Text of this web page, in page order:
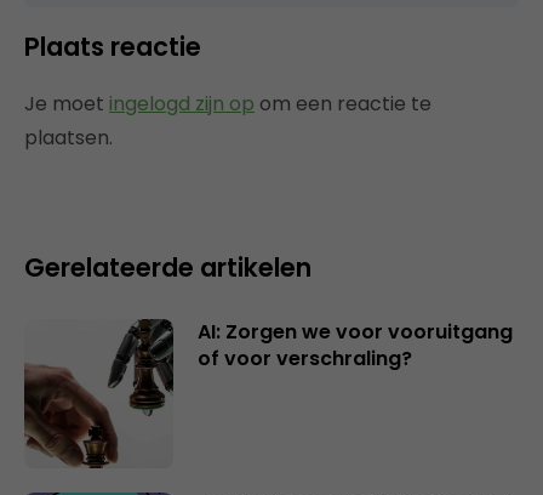
Plaats reactie
Je moet ingelogd zijn op om een reactie te
plaatsen.
Gerelateerde artikelen
AI: Zorgen we voor vooruitgang
of voor verschraling?